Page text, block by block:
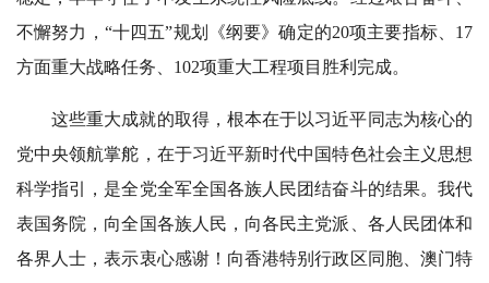
不懈努力，“十四五”规划《纲要》确定的20项主要指标、17
方面重大战略任务、102项重大工程项目胜利完成。
这些重大成就的取得，根本在于以习近平同志为核心的
党中央领航掌舵，在于习近平新时代中国特色社会主义思想
科学指引，是全党全军全国各族人民团结奋斗的结果。我代
表国务院，向全国各族人民，向各民主党派、各人民团体和
各界人士，表示衷心感谢！向香港特别行政区同胞、澳门特